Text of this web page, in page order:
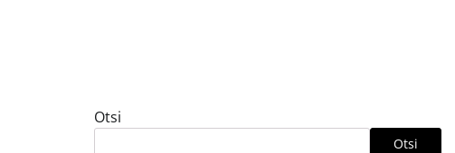
Otsi
Otsi